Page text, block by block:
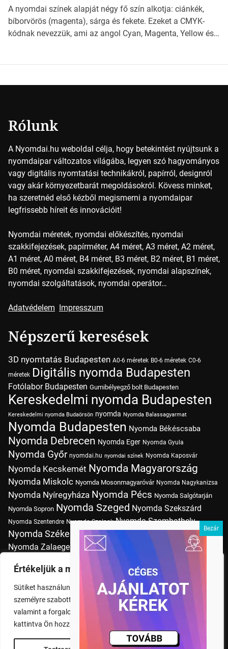
Értékeljük a magánéletét
Sütiket használunk a böngészési élmény fokozására,
személyre szabott hirdetések vagy tartalmak megjelenítésére,
valamint a forgalom elemzésére. A "Mindent elfogad" gombra
kattintva Ön hozzájárul a cookie-k használatához.
világába kalauzolunk el téged, hogy jobban megértsd,
milyen szempontok alapján érdemes választanod a
jövőben. Bevezetés a papírméretek világába A […]
A nyomdai színek alapját négy fő szín alkotja: ciánkék,
bíborvörös (magenta), sárga és fekete. Ezeket a CMYK-
kódnak nevezzük, ami az angol Cyan, Magenta, Yellow és
Rólunk
A Nyomdai.hu weboldal célja, hogy betekintést nyújtsunk a
nyomdaipar változatos világába, legyen szó hagyományos
vagy digitális nyomtatási technikákról, papírról, designról
vagy akár környezetbarát megoldásokról. Kövess minket,
ha szeretnéd első kézből megismerni a nyomdaipar
legfrissebb híreit és innovációit!
Nyomdai méretek, nyomdai előkészítés, nyomdai
szakkifejezések, papírméter, A4 méret, A3 méret, A2 méret,
A1 méret, A0 méret, B4 méret, B3 méret, B2 méret, B1 méret,
B0 méret, nyomdai szakkifejezések, nyomdai alapszínek,
nyomdai szolgáltatások, nyomdai operátor…
Adatvédelem Impresszum
Népszerű keresések
3D nyomtatás Budapesten A0-6 méretek B0-6 méretek C0-6
méretek Digitális nyomda Budapesten
Fotólabor Budapesten Gumibélyegző bolt Budapesten
Kereskedelmi nyomda Budapesten
Kereskedelmi nyomda Budaörsön nyomda Nyomda Balassagyarmat
Nyomda Budapesten Nyomda Békéscsaba
Nyomda Debrecen Nyomda Eger Nyomda Gyula
Nyomda Győr nyomdai.hu nyomdai színek Nyomda Kaposvár
Nyomda Kecskemét Nyomda Magyarország
Nyomda Miskolc Nyomda Mosonmagyaróvár Nyomda Nagykanizsa
Nyomda Nyíregyháza Nyomda Pécs Nyomda Salgótarján
Nyomda Sopron Nyomda Szeged Nyomda Szekszárd
Nyomda Szentendre Nyomda Szolnok Nyomda Szombathely
Nyomda Székesfehérvár Nyomda Tatabánya Nyomda Vác
Nyomda Zalaegerszeg Nyomda Érd nyomtatás
Nyomtatás Budapesten
Pólónyomtatás Budapesten Szitanyomda Budapesten
Tudásbázis